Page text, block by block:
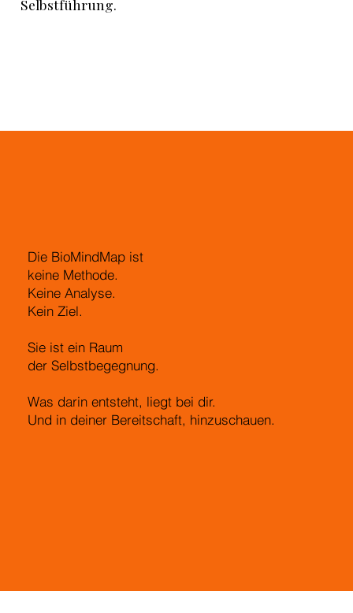
Selbstführung.
Die BioMindMap ist
keine Methode.
Keine Analyse.
Kein Ziel.
Sie ist ein Raum
der Selbstbegegnung.
Was darin entsteht, liegt bei dir.
Und in deiner Bereitschaft, hinzuschauen.